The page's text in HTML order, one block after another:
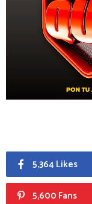
5,364 Likes
5,600 Fans